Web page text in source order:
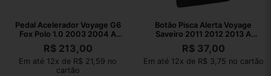
Pedal Acelerador Voyage G6
Fox Polo 1.0 2003 2004 A
2023
R$213,00
Em até 12x de R$ 21,59 no
cartão
Botão Pisca Alerta Voyage
Saveiro 2011 2012 2013 A
2016
R$37,00
Em até 12x de R$ 3,75 no cartão